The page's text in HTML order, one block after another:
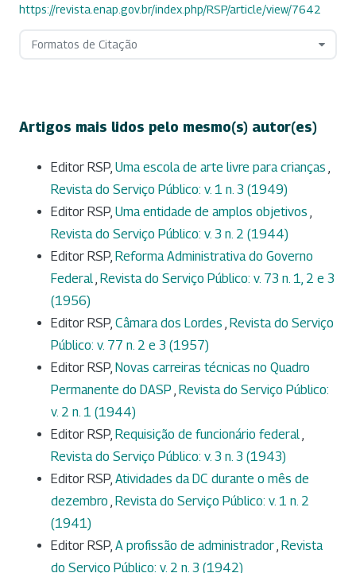
https://revista.enap.gov.br/index.php/RSP/article/view/7642
Formatos de Citação
Artigos mais lidos pelo mesmo(s) autor(es)
Editor RSP, Uma escola de arte livre para crianças ,
Revista do Serviço Público: v. 1 n. 3 (1949)
Editor RSP, Uma entidade de amplos objetivos ,
Revista do Serviço Público: v. 3 n. 2 (1944)
Editor RSP, Reforma Administrativa do Governo
Federal, Revista do Serviço Público: v. 73 n. 1, 2 e 3
(1956)
Editor RSP, Câmara dos Lordes , Revista do Serviço
Público: v. 77 n. 2 e 3 (1957)
Editor RSP, Novas carreiras técnicas no Quadro
Permanente do DASP , Revista do Serviço Público:
v. 2 n. 1 (1944)
Editor RSP, Requisição de funcionário federal,
Revista do Serviço Público: v. 3 n. 3 (1943)
Editor RSP, Atividades da DC durante o mês de
dezembro , Revista do Serviço Público: v. 1 n. 2
(1941)
Editor RSP, A profissão de administrador, Revista
do Serviço Público: v. 2 n. 3 (1942)